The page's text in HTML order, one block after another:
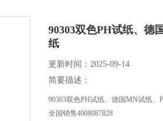
90303双色PH试纸、德
纸
更新时间：2025-09-14
简要描述：
90303双色PH试纸、德国MN试纸、
全国销售4008087828